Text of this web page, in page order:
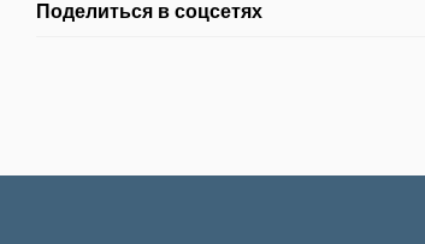
Поделиться в соцсетях